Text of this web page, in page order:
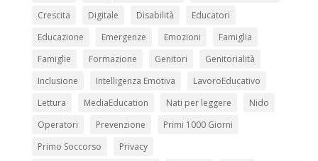
Crescita
Digitale Disabilità
Educatori
Educazione
Emergenze Emozioni
Famiglia
Famiglie
Formazione Genitori
Genitorialità
Inclusione
Intelligenza Emotiva
LavoroEducativo
Lettura
MediaEducation Nati per leggere
Nido
Operatori
Prevenzione
Primi 1000 Giorni
Primo Soccorso
Privacy